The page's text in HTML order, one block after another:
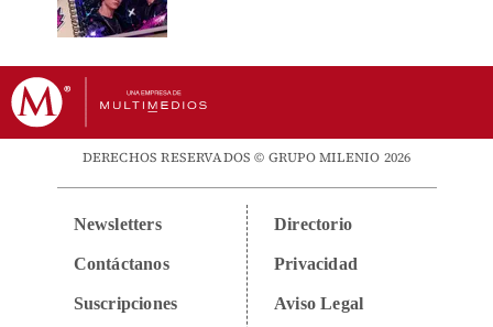
DERECHOS RESERVADOS © GRUPO MILENIO 2026
Newsletters
Contáctanos
Suscripciones
Directorio
Privacidad
Aviso Legal